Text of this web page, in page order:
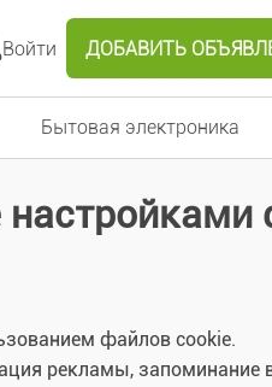
Войти ДОБАВИТЬ
Бытовая электроника
файлов cookie.
рекламы,